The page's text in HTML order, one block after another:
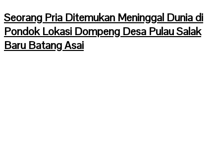
Seorang Pria Ditemukan Meninggal Dunia di
Pondok Lokasi Dompeng Desa Pulau Salak
Baru Batang Asai